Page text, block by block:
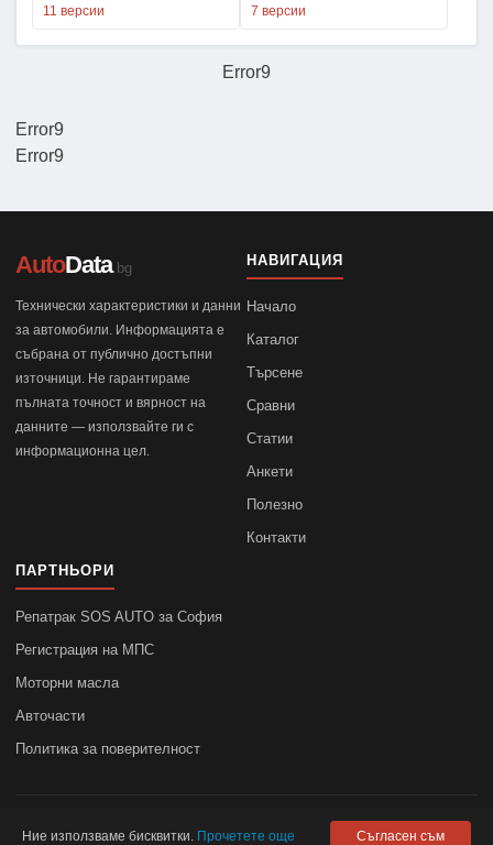
Error9
11 версии
7 версии
Error9
Error9
AutoData.bg
Технически характеристики и данни
за автомобили. Информацията е
събрана от публично достъпни
източници. Не гарантираме
пълната точност и вярност на
данните — използвайте ги с
информационна цел.
НАВИГАЦИЯ
Начало
Каталог
Търсене
Сравни
Статии
Анкети
Полезно
Контакти
ПАРТНЬОРИ
Репатрак SOS AUTO за София
Регистрация на МПС
Моторни масла
Авточасти
Политика за поверителност
autodata.bg не носи отговорност за точността на данните.
Ние използваме бисквитки. Прочетете още Съгласен съм